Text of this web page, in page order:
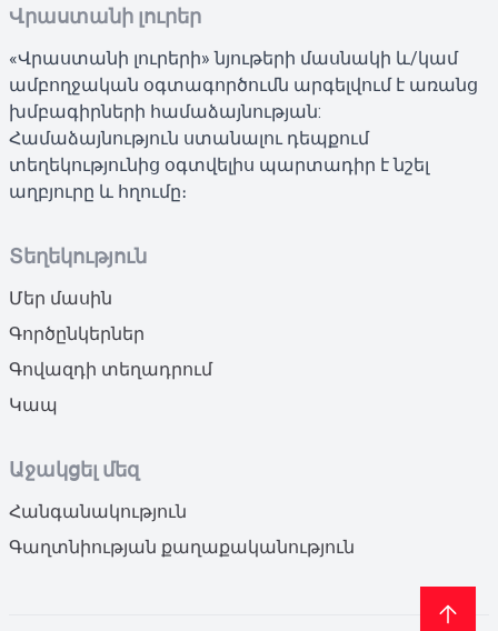
Վրաստանի լուրեր
«Վրաստանի լուրերի» նյութերի մասնակի և/կամ
ամբողջական օգտագործումն արգելվում է առանց
խմբագիրների համաձայնության:
Համաձայնություն ստանալու դեպքում
տեղեկությունից օգտվելիս պարտադիր է նշել
աղբյուրը և հղումը։
Տեղեկություն
Մեր մասին
Գործընկերներ
Գովազդի տեղադրում
Կապ
Աջակցել մեզ
Հանգանակություն
Գաղտնիության քաղաքականություն